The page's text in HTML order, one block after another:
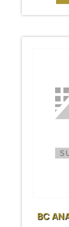
BC